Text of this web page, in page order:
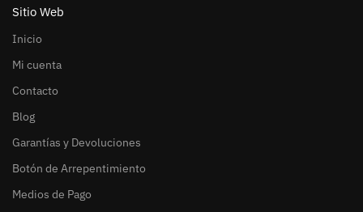
Sitio Web
Inicio
Mi cuenta
Contacto
Blog
Garantías y Devoluciones
Botón de Arrepentimiento
Medios de Pago